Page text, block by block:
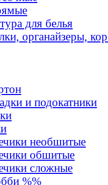
для белья
органайзеры,
и подокатники
необшитые
обшитые
сложные
%%